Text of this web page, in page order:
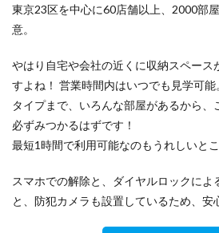
東京23区を中心に60店舗以上、2000部
意。
やはり自宅や会社の近くに収納スペース
すよね！ 営業時間内はいつでも見学可
タイプまで、いろんな部屋があるから、
必ずみつかるはずです！
最短1時間で利用可能なのもうれしいとこ
スマホでの解除と、ダイヤルロックによ
と、防犯カメラも設置しているため、安